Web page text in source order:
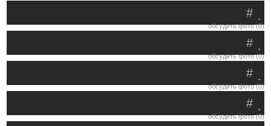
.
#
обсудить фото (0)
.
#
обсудить фото (0)
.
#
обсудить фото (0)
.
#
обсудить фото (0)